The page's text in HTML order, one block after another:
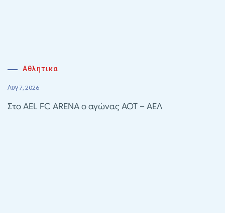
Αθλητικα
Αυγ 7, 2026
Στο AEL FC ARENA ο αγώνας ΑΟΤ – ΑΕΛ